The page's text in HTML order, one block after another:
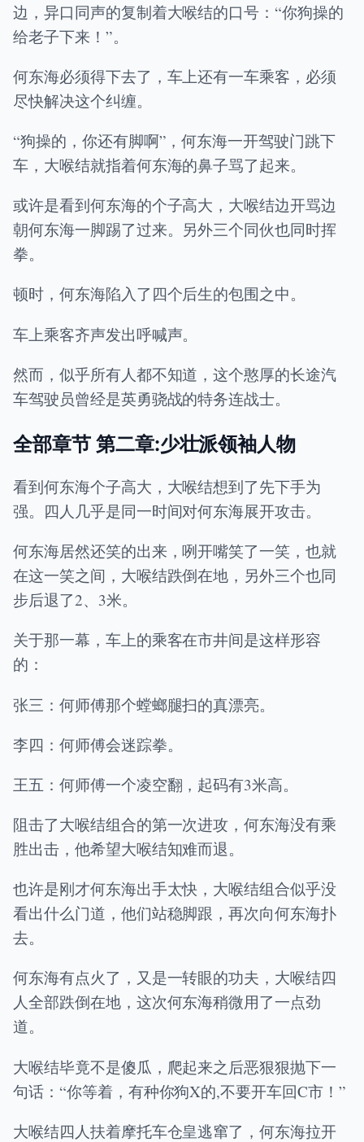
边，异口同声的复制着大喉结的口号：“你狗操的
给老子下来！”。
何东海必须得下去了，车上还有一车乘客，必须
尽快解决这个纠缠。
“狗操的，你还有脚啊”，何东海一开驾驶门跳下
车，大喉结就指着何东海的鼻子骂了起来。
或许是看到何东海的个子高大，大喉结边开骂边
朝何东海一脚踢了过来。另外三个同伙也同时挥
拳。
顿时，何东海陷入了四个后生的包围之中。
车上乘客齐声发出呼喊声。
然而，似乎所有人都不知道，这个憨厚的长途汽
车驾驶员曾经是英勇骁战的特务连战士。
全部章节 第二章:少壮派领袖人物
看到何东海个子高大，大喉结想到了先下手为
强。四人几乎是同一时间对何东海展开攻击。
何东海居然还笑的出来，咧开嘴笑了一笑，也就
在这一笑之间，大喉结跌倒在地，另外三个也同
步后退了2、3米。
关于那一幕，车上的乘客在市井间是这样形容
的：
张三：何师傅那个螳螂腿扫的真漂亮。
李四：何师傅会迷踪拳。
王五：何师傅一个凌空翻，起码有3米高。
阻击了大喉结组合的第一次进攻，何东海没有乘
胜出击，他希望大喉结知难而退。
也许是刚才何东海出手太快，大喉结组合似乎没
看出什么门道，他们站稳脚跟，再次向何东海扑
去。
何东海有点火了，又是一转眼的功夫，大喉结四
人全部跌倒在地，这次何东海稍微用了一点劲
道。
大喉结毕竟不是傻瓜，爬起来之后恶狠狠抛下一
句话：“你等着，有种你狗X的,不要开车回C市！”
大喉结四人扶着摩托车仓皇逃窜了，何东海拉开